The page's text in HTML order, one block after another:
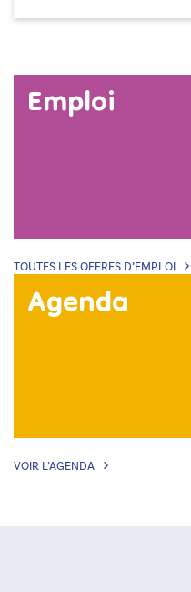
Emploi
TOUTES LES OFFRES D’EMPLOI
Agenda
VOIR L’AGENDA